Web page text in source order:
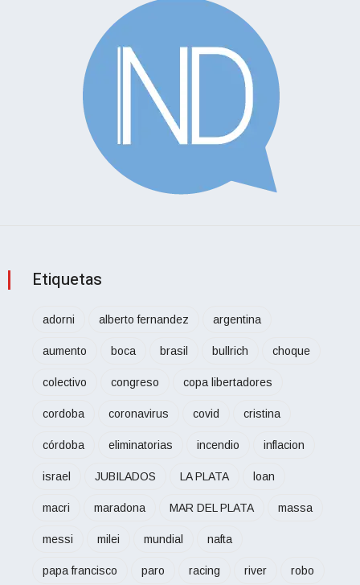
Etiquetas
adorni alberto fernandez argentina
aumento boca brasil bullrich choque
colectivo congreso copa libertadores
cordoba coronavirus covid cristina
córdoba eliminatorias incendio inflacion
israel JUBILADOS LA PLATA loan
macri maradona MAR DEL PLATA massa
messi milei mundial nafta
papa francisco paro racing river robo